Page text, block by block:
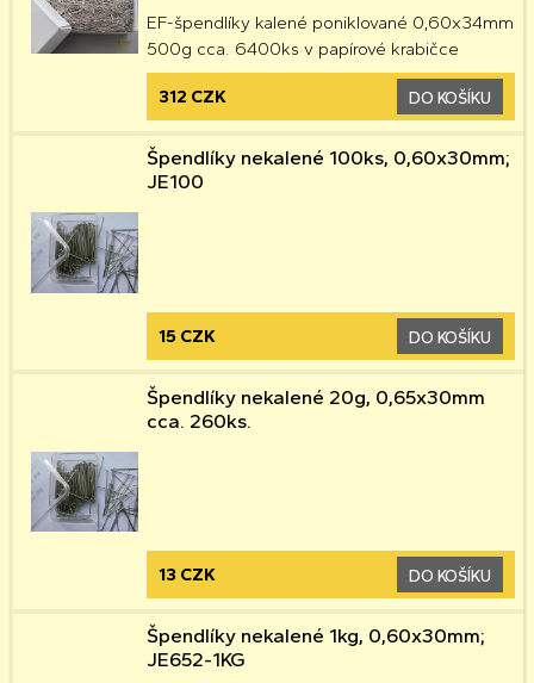
EF-špendlíky kalené poniklované 0,60x34mm
500g cca. 6400ks v papírové krabičce
312 CZK DO KOŠÍKU
Špendlíky nekalené 100ks, 0,60x30mm;
JE100
15 CZK DO KOŠÍKU
Špendlíky nekalené 20g, 0,65x30mm
cca. 260ks.
13 CZK DO KOŠÍKU
Špendlíky nekalené 1kg, 0,60x30mm;
JE652-1KG